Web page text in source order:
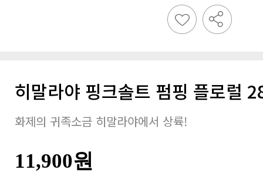
히말라야 핑크솔트 펌핑 플로럴
화제의 귀족소금 히말라야에서 상륙!
11,900원